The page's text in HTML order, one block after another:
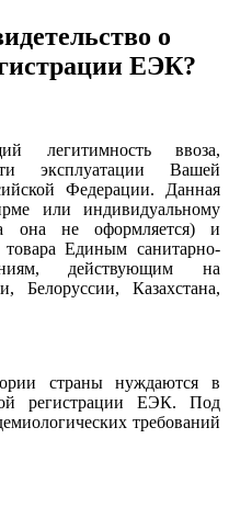
о
ЕЭК?
легитимность ввоза,
эксплуатации Вашей
Федерации. Данная
или индивидуальному
она не оформляется) и
товара Единым санитарно-
действующим на
Белоруссии, Казахстана,
страны нуждаются в
регистрации ЕЭК. Под
требований